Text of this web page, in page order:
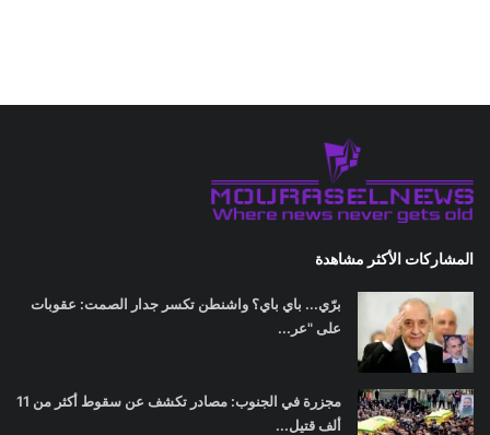
المشاركات الأكثر مشاهدة
برّي... باي باي؟ واشنطن تكسر جدار الصمت: عقوبات
على "عر...
مجزرة في الجنوب: مصادر تكشف عن سقوط أكثر من 11
ألف قتيل...